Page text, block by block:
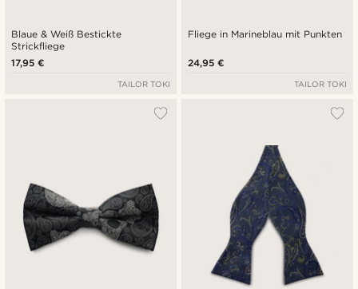
Blaue & Weiß Bestickte
Strickfliege
17,95 €
TAILOR TOKI
Fliege in Marineblau mit Punkten
24,95 €
TAILOR TOKI